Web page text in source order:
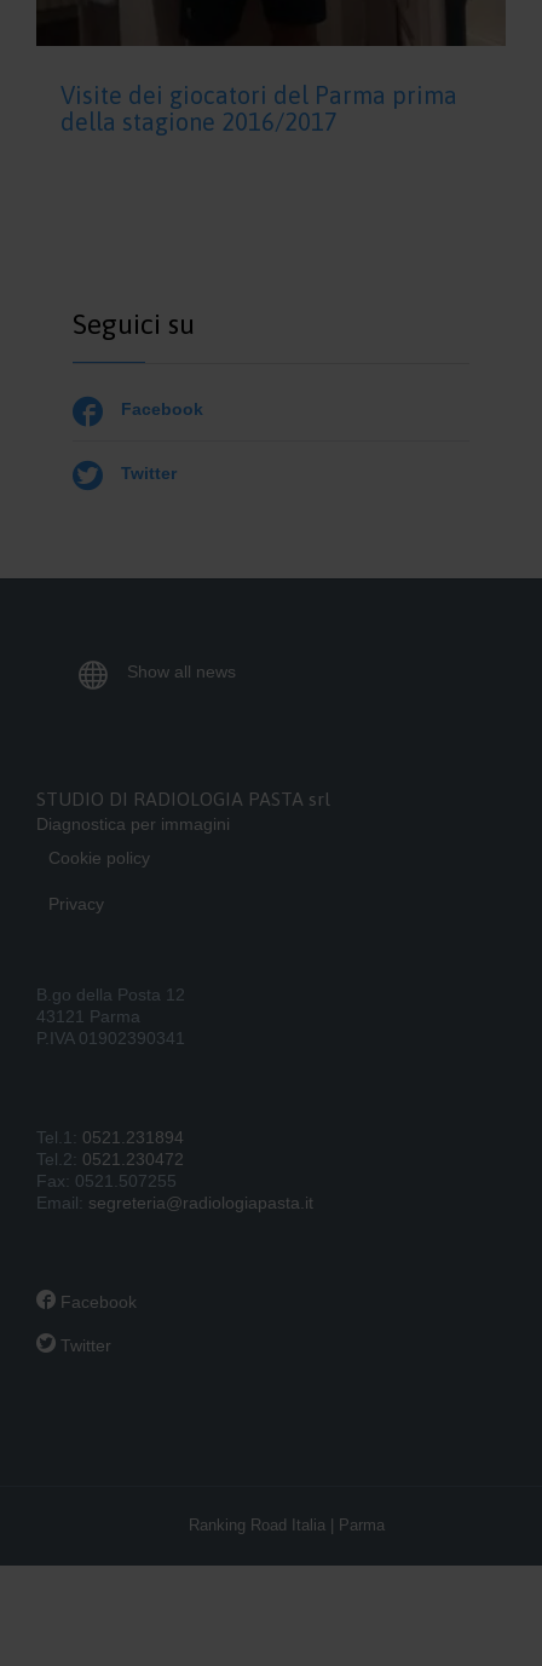
Visite dei giocatori del Parma prima
della stagione 2016/2017
Seguici su
 Facebook
 Twitter
 Show all news
STUDIO DI RADIOLOGIA PASTA srl
Diagnostica per immagini
Cookie policy
Privacy
B.go della Posta 12
43121 Parma
P.IVA 01902390341
Tel.1: 0521.231894
Tel.2: 0521.230472
Fax: 0521.507255
Email: segreteria@radiologiapasta.it
 Facebook
 Twitter
Ranking Road Italia | Parma
Search